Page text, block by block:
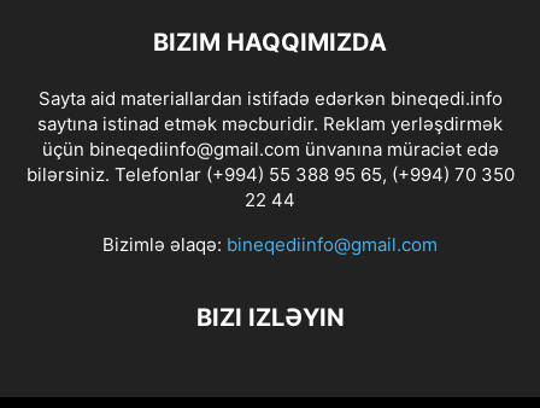
BIZIM HAQQIMIZDA
Sayta aid materiallardan istifadə edərkən bineqedi.info
saytına istinad etmək məcburidir. Reklam yerləşdirmək
üçün bineqediinfo@gmail.com ünvanına müraciət edə
bilərsiniz. Telefonlar (+994) 55 388 95 65, (+994) 70 350
22 44
Bizimlə əlaqə: bineqediinfo@gmail.com
BIZI IZLƏYIN